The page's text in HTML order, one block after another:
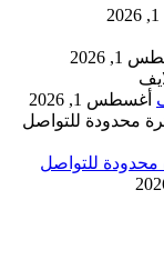
1, 2026
أغسطس 1, 2026
خصم 40% لفترة محدودة للتواصل